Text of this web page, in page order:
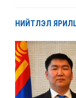
НИЙТЛЭЛ